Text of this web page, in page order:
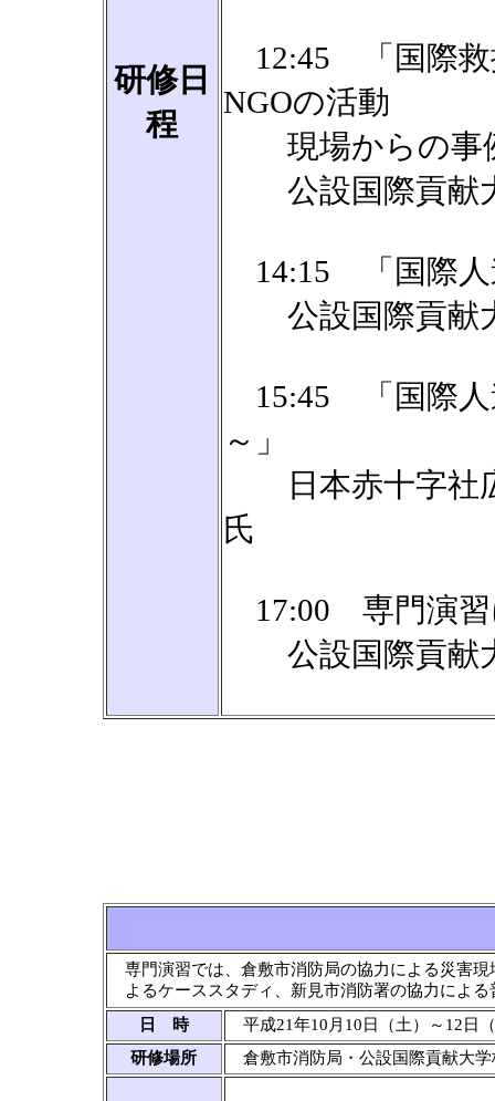
研修日
程
12:45 「国際救
NGOの活動
現場からの事
公設国際貢献
14:15 「国際人
公設国際貢献
15:45 「国際人
～」
日本赤十字社広
氏
17:00 専門演習
公設国際貢献
専門演習では、倉敷市消防局の協力による災害
よるケーススタディ、新見市消防署の協力による
日 時
平成21年10月10日（土）～12日
研修場所
倉敷市消防局・公設国際貢献大学